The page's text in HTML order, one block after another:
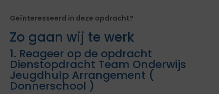
Geïnteresseerd in deze opdracht?
Zo gaan wij te werk
1. Reageer op de opdracht
Dienstopdracht Team Onderwijs
Jeugdhulp Arrangement (
Donnerschool )